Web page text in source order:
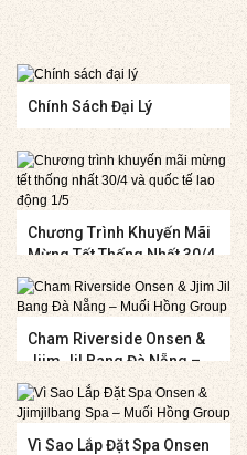
Chính Sách Đại Lý
Chương Trình Khuyến Mãi
Mừng Tết Thống Nhất 30/4
Và Quốc Tế Lao Động 1/5
Cham Riverside Onsen &
Jjim Jil Bang Đà Nẵng –
Muối Hồng Group
Vì Sao Lắp Đặt Spa Onsen